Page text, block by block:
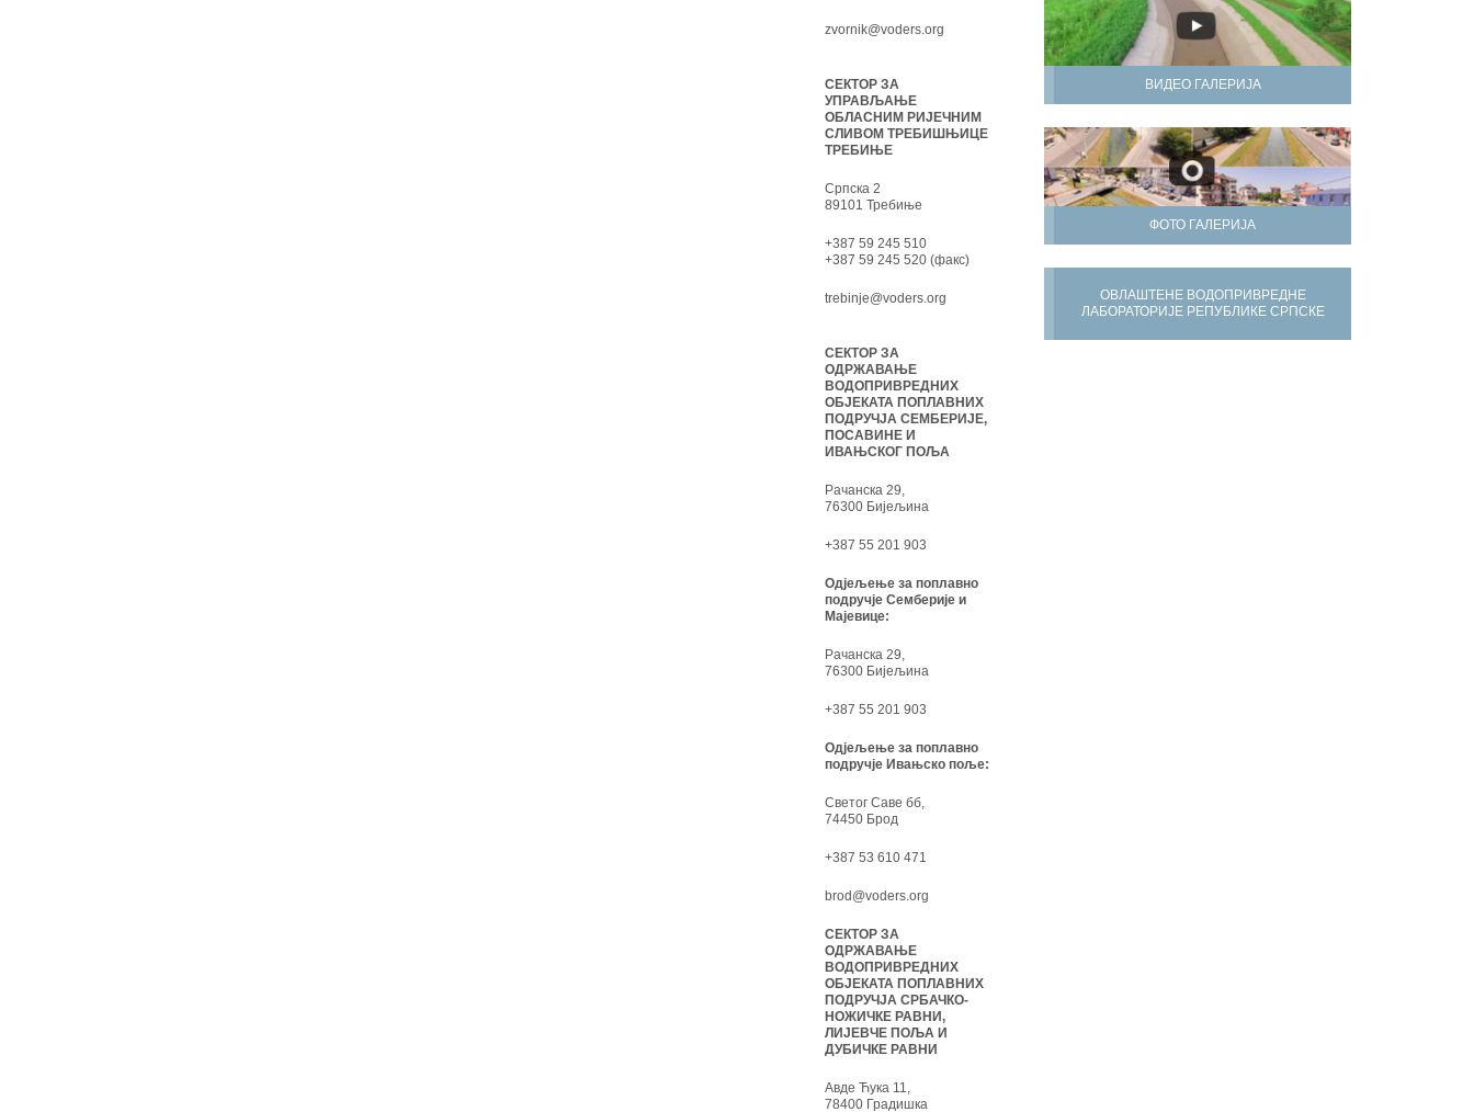
ВИДЕО ГАЛЕРИЈА
ФОТО ГАЛЕРИЈА
ОВЛАШТЕНЕ ВОДОПРИВРЕДНЕ
ЛАБОРАТОРИЈЕ РЕПУБЛИКЕ СРПСКЕ
zvornik@voders.org
СЕКТОР ЗА
УПРАВЉАЊЕ
ОБЛАСНИМ РИЈЕЧНИМ
СЛИВОМ ТРЕБИШЊИЦЕ
ТРЕБИЊЕ
Српска 2
89101 Требиње
+387 59 245 510
+387 59 245 520 (факс)
trebinje@voders.org
СЕКТОР ЗА
ОДРЖАВАЊЕ
ВОДОПРИВРЕДНИХ
ОБЈЕКАТА ПОПЛАВНИХ
ПОДРУЧЈА СЕМБЕРИЈЕ,
ПОСАВИНЕ И
ИВАЊСКОГ ПОЉА
Рачанска 29,
76300 Бијељина
+387 55 201 903
Одјељење за поплавно
подручје Семберије и
Мајевице:
Рачанска 29,
76300 Бијељина
+387 55 201 903
Одјељење за поплавно
подручје Ивањско поље:
Светог Саве бб,
74450 Брод
+387 53 610 471
brod@voders.org
СЕКТОР ЗА
ОДРЖАВАЊЕ
ВОДОПРИВРЕДНИХ
ОБЈЕКАТА ПОПЛАВНИХ
ПОДРУЧЈА СРБАЧКО-
НОЖИЧКЕ РАВНИ,
ЛИЈЕВЧЕ ПОЉА И
ДУБИЧКЕ РАВНИ
Авде Ћука 11,
78400 Градишка